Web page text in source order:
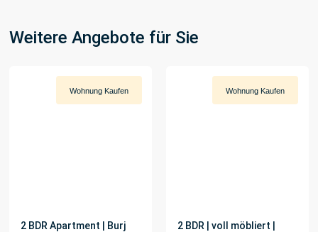
Weitere Angebote für Sie
Wohnung Kaufen
2 BDR Apartment | Burj
Wohnung Kaufen
2 BDR | voll möbliert |